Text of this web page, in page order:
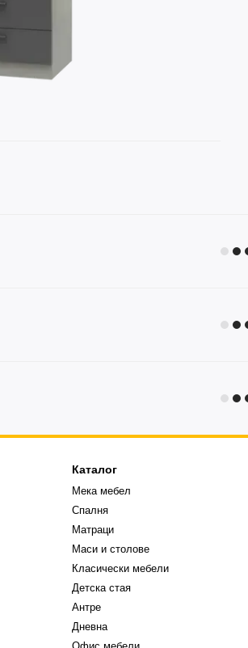
Каталог
Мека мебел
Спалня
Матраци
Маси и столове
Класически мебели
Детска стая
Антре
Дневна